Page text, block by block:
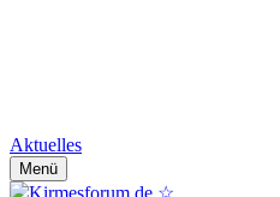
Aktuelles
Menü